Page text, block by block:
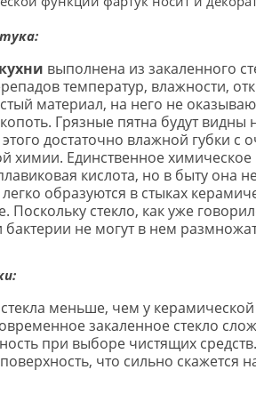
выполнена из закаленного
температур, влажности,
материал, на него не
Грязные пятна будут видны
достаточно влажной губки с
химии. Единственное
кислота, но в быту она
образуются в стыках
Поскольку стекло, как уже
не могут в нем
меньше, чем у
закаленное стекло
при выборе чистящих
что сильно скажется